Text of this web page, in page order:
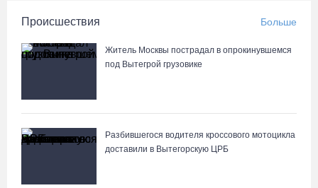
Происшествия Больше
Житель Москвы пострадал в опрокинувшемся
под Вытегрой грузовике
Разбившегося водителя кроссового мотоцикла
доставили в Вытегорскую ЦРБ